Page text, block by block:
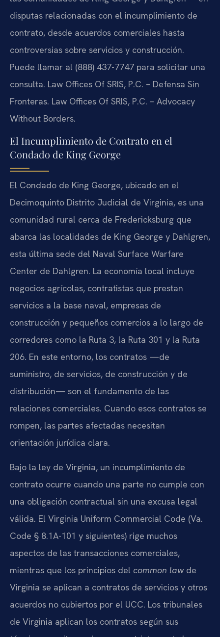
disputas relacionadas con el incumplimiento de
contrato, desde acuerdos comerciales hasta
controversias sobre servicios y construcción.
Puede llamar al (888) 437-7747 para solicitar una
consulta. Law Offices Of SRIS, P.C. – Defensa Sin
Fronteras. Law Offices Of SRIS, P.C. – Advocacy
Without Borders.
El Incumplimiento de Contrato en el
Condado de King George
El Condado de King George, ubicado en el
Decimoquinto Distrito Judicial de Virginia, es una
comunidad rural cerca de Fredericksburg que
abarca las localidades de King George y Dahlgren,
esta última sede del Naval Surface Warfare
Center de Dahlgren. La economía local incluye
negocios agrícolas, contratistas que prestan
servicios a la base naval, empresas de
construcción y pequeños comercios a lo largo de
corredores como la Ruta 3, la Ruta 301 y la Ruta
206. En este entorno, los contratos —de
suministro, de servicios, de construcción y de
distribución— son el fundamento de las
relaciones comerciales. Cuando esos contratos se
rompen, las partes afectadas necesitan
orientación jurídica clara.
Bajo la ley de Virginia, un incumplimiento de
contrato ocurre cuando una parte no cumple con
una obligación contractual sin una excusa legal
válida. El Virginia Uniform Commercial Code (Va.
Code § 8.1A-101 y siguientes) rige muchos
aspectos de las transacciones comerciales,
mientras que los principios del common lawde
Virginia se aplican a contratos de servicios y otros
acuerdos no cubiertos por el UCC. Los tribunales
de Virginia aplican los contratos según sus